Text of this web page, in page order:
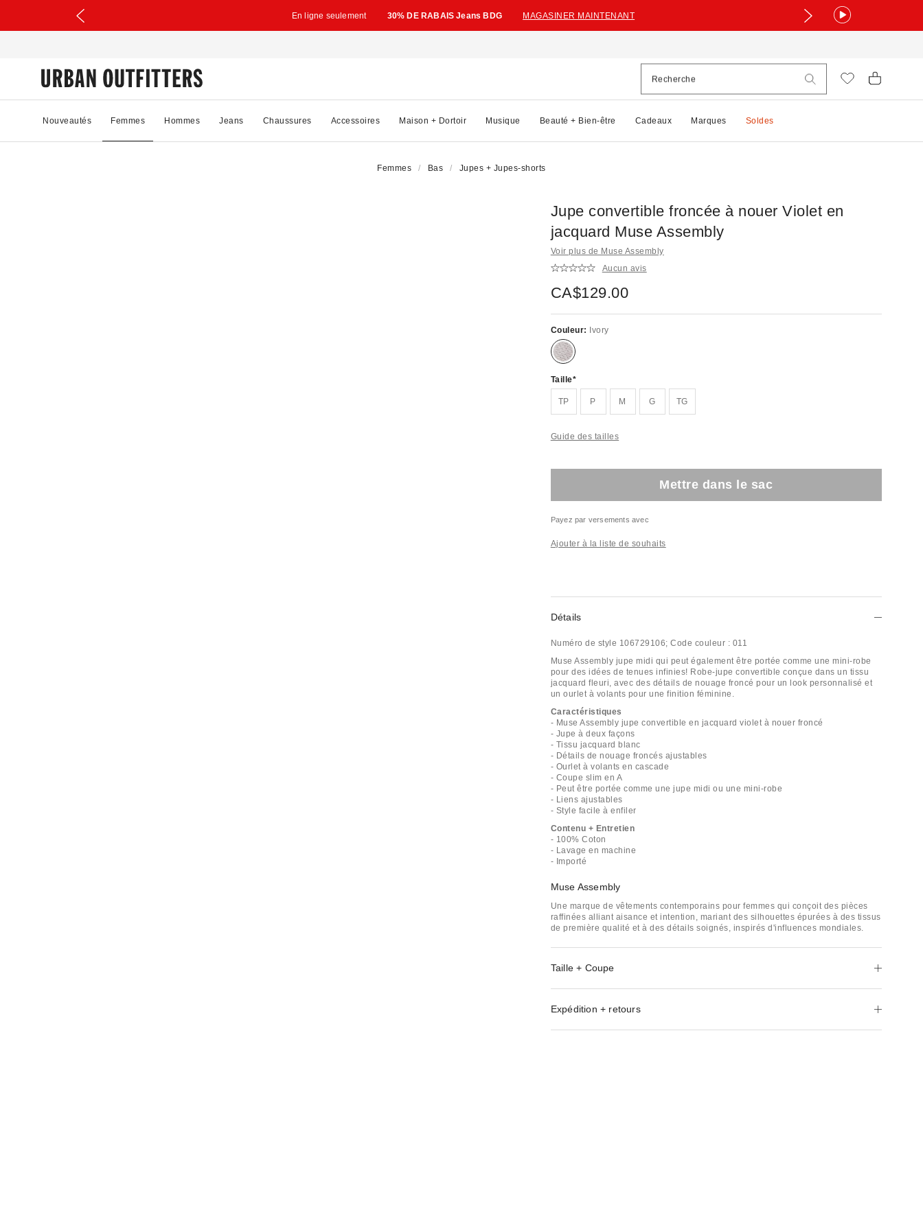
En ligne seulement 30% DE RABAIS Jeans BDG MAGASINER MAINTENANT
Nouveautés Femmes Hommes Jeans Chaussures Accessoires Maison + Dortoir Musique Beauté + Bien-être Cadeaux Marques Soldes
Femmes Bas Jupes + Jupes-shorts
Jupe convertible froncée à nouer Violet en
jacquard Muse Assembly
Voir plus de Muse Assembly
Aucun avis
CA$129.00
Couleur: Ivory
Taille
TP P M G TG
Guide des tailles
Mettre dans le sac
Payez par versements avec
Ajouter à la liste de souhaits
Détails
Numéro de style 106729106; Code couleur : 011
Muse Assembly jupe midi qui peut également être portée comme une mini-robe
pour des idées de tenues infinies! Robe-jupe convertible conçue dans un tissu
jacquard fleuri, avec des détails de nouage froncé pour un look personnalisé et
un ourlet à volants pour une finition féminine.
Caractéristiques
- Muse Assembly jupe convertible en jacquard violet à nouer froncé
- Jupe à deux façons
- Tissu jacquard blanc
- Détails de nouage froncés ajustables
- Ourlet à volants en cascade
- Coupe slim en A
- Peut être portée comme une jupe midi ou une mini-robe
- Liens ajustables
- Style facile à enfiler
Contenu + Entretien
- 100% Coton
- Lavage en machine
- Importé
Muse Assembly
Une marque de vêtements contemporains pour femmes qui conçoit des pièces
raffinées alliant aisance et intention, mariant des silhouettes épurées à des tissus
de première qualité et à des détails soignés, inspirés d'influences mondiales.
Taille + Coupe
Expédition + retours